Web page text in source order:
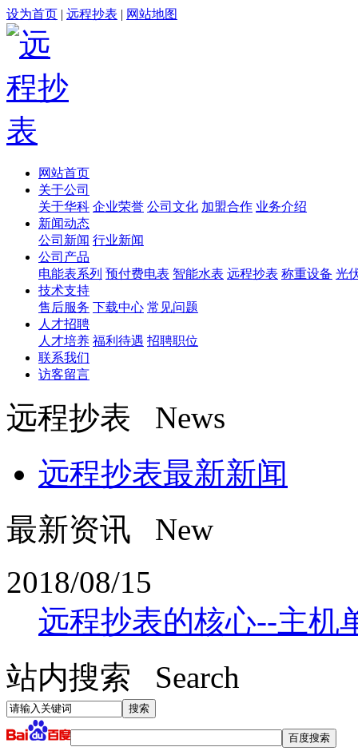
设为首页 | 远程抄表 | 网站地图
网站首页
关于公司
关于华科 企业荣誉 公司文化 加盟合作 业务介绍
新闻动态
公司新闻 行业新闻
公司产品
电能表系列 预付费电表 智能水表 远程抄表 称重设备 光
技术支持
售后服务 下载中心 常见问题
人才招聘
人才培养 福利待遇 招聘职位
联系我们
访客留言
远程抄表 News
远程抄表最新新闻
最新资讯 New
2018/08/15
远程抄表的核心--主机
站内搜索 Search